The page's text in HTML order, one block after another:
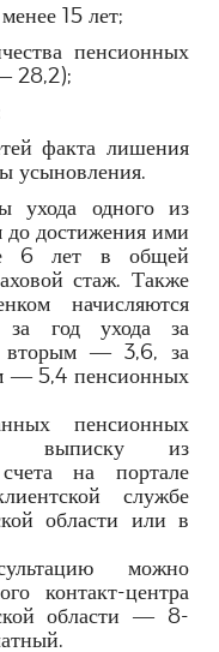
15 лет;
пенсионных
28,2);
факта лишения
усыновления.
ухода одного из
до достижения ими
6 лет в общей
стаж. Также
начисляются
за год ухода за
вторым — 3,6, за
— 5,4 пенсионных
пенсионных
выписку из
на портале
службе
области или в
можно
контакт-центра
области — 8-